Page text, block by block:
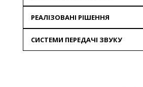
РЕАЛІЗОВАНІ РІШЕННЯ
СИСТЕМИ ПЕРЕДАЧІ ЗВУКУ